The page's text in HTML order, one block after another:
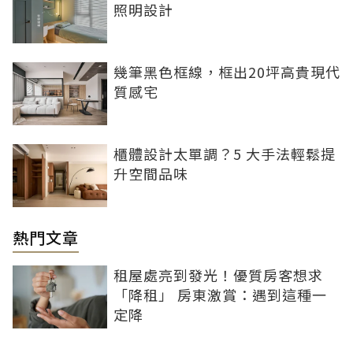
照明設計
幾筆黑色框線，框出20坪高貴現代
質感宅
櫃體設計太單調？5 大手法輕鬆提
升空間品味
熱門文章
租屋處亮到發光！優質房客想求
「降租」 房東激賞：遇到這種一
定降